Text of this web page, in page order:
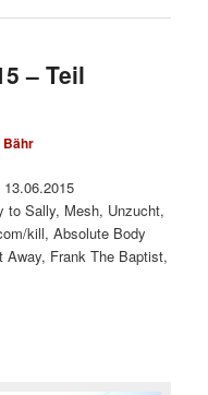
– Teil
Bähr
to Sally, Mesh, Unzucht,
kill, Absolute Body
Frank The Baptist,